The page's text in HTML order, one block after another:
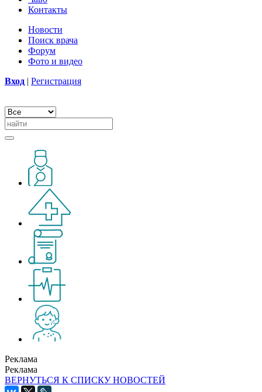
Контакты
Новости
Поиск врача
Форум
Фото и видео
Вход | Регистрация
Реклама
Реклама
ВЕРНУТЬСЯ К СПИСКУ НОВОСТЕЙ